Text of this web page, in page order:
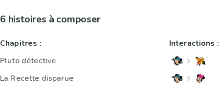
6 histoires à composer
Chapitres :
Pluto détective
La Recette disparue
Interactions :